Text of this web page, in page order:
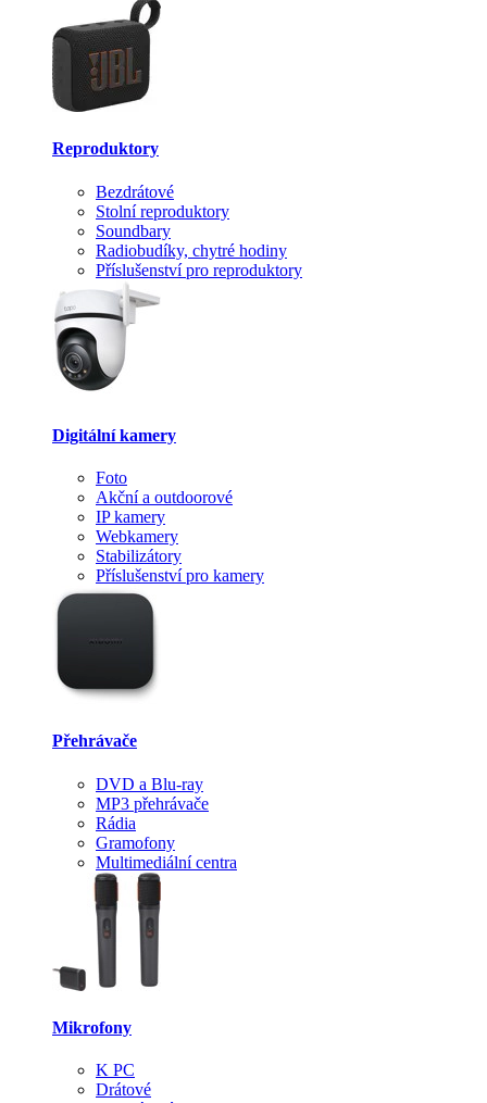
Reproduktory
Bezdrátové
Stolní reproduktory
Soundbary
Radiobudíky, chytré hodiny
Příslušenství pro reproduktory
Digitální kamery
Foto
Akční a outdoorové
IP kamery
Webkamery
Stabilizátory
Příslušenství pro kamery
Přehrávače
DVD a Blu-ray
MP3 přehrávače
Rádia
Gramofony
Multimediální centra
Mikrofony
K PC
Drátové